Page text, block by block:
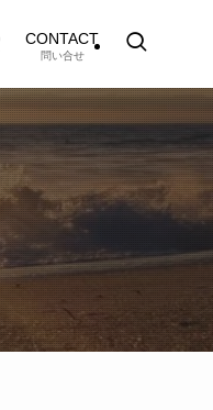
CONTACT
問い合せ